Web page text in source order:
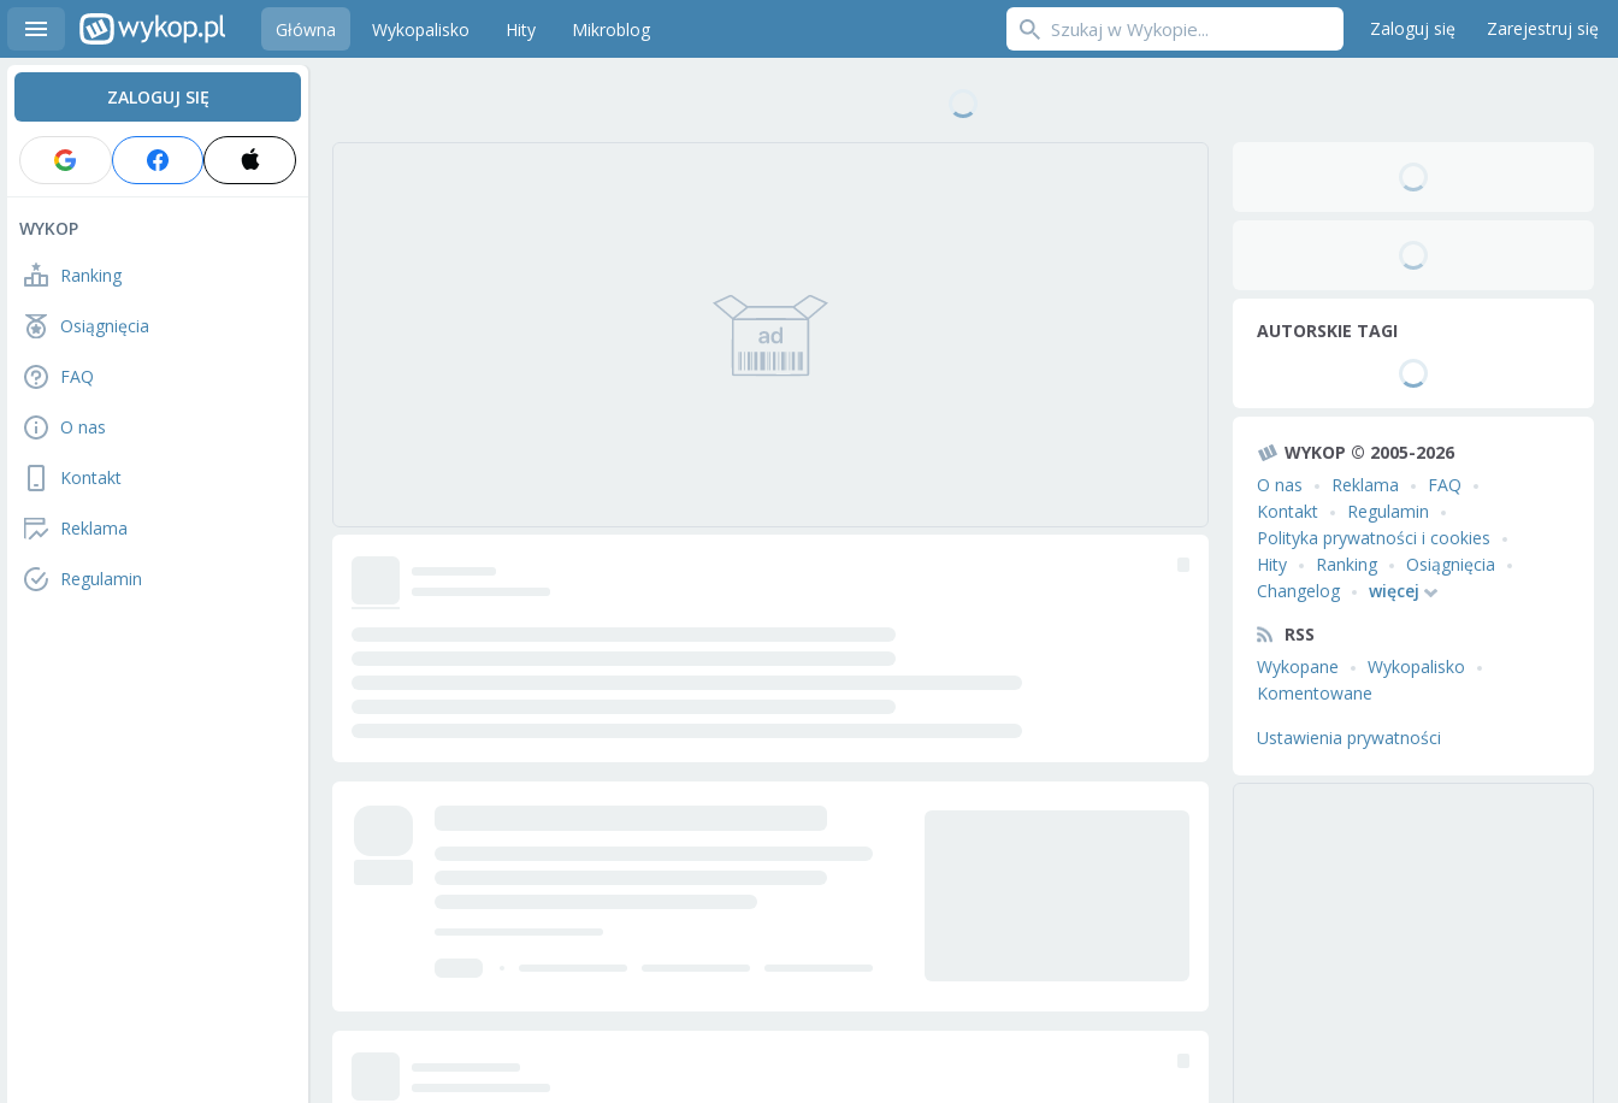
Główna Wykopalisko Hity Mikroblog Zaloguj się Zarejestruj się
ZALOGUJ SIĘ
WYKOP
Ranking
Osiągnięcia
FAQ
O nas
Kontakt
Reklama
Regulamin
AUTORSKIE TAGI
WYKOP © 2005-2026
O nas
Reklama
FAQ
Kontakt
Regulamin
Polityka prywatności i cookies
Hity
Ranking
Osiągnięcia
Changelog
więcej
RSS
Wykopane
Wykopalisko
Komentowane
Ustawienia prywatności